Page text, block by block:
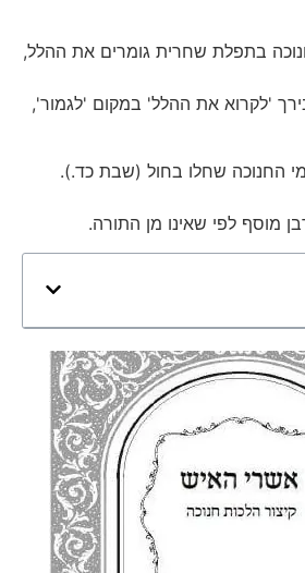
בתפלת שחרית גומרים את ההלל,
'לקרוא את ההלל' במקום 'לגמור',
החנוכה שחלו בחול (שבת כד.).
מוסף לפי שאינו מן התורה.